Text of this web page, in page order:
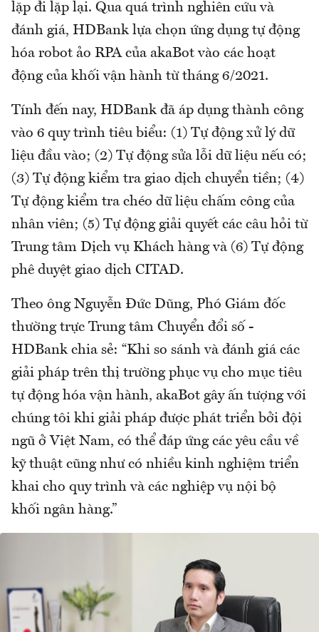
lặp đi lặp lại. Qua quá trình nghiên cứu và
đánh giá, HDBank lựa chọn ứng dụng tự động
hóa robot ảo RPA của akaBot vào các hoạt
động của khối vận hành từ tháng 6/2021.
Tính đến nay, HDBank đã áp dụng thành công
vào 6 quy trình tiêu biểu: (1) Tự động xử lý dữ
liệu đầu vào; (2) Tự động sửa lỗi dữ liệu nếu có;
(3) Tự động kiểm tra giao dịch chuyển tiền; (4)
Tự động kiểm tra chéo dữ liệu chấm công của
nhân viên; (5) Tự động giải quyết các câu hỏi từ
Trung tâm Dịch vụ Khách hàng và (6) Tự động
phê duyệt giao dịch CITAD.
Theo ông Nguyễn Đức Dũng, Phó Giám đốc
thường trực Trung tâm Chuyển đổi số -
HDBank chia sẻ: “Khi so sánh và đánh giá các
giải pháp trên thị trường phục vụ cho mục tiêu
tự động hóa vận hành, akaBot gây ấn tượng với
chúng tôi khi giải pháp được phát triển bởi đội
ngũ ở Việt Nam, có thể đáp ứng các yêu cầu về
kỹ thuật cũng như có nhiều kinh nghiệm triển
khai cho quy trình và các nghiệp vụ nội bộ
khối ngân hàng.”